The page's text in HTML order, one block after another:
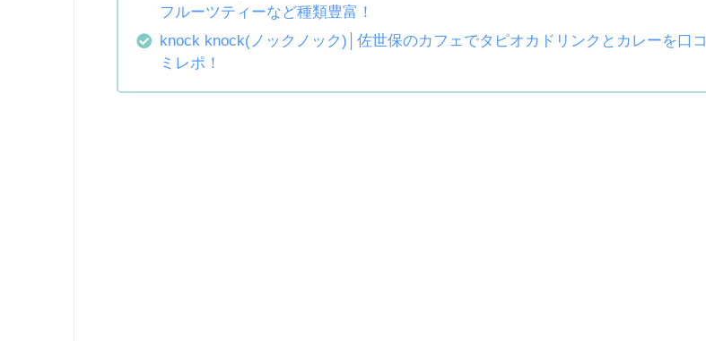
フルーツティーなど種類豊富！
knock knock(ノックノック)│佐世保のカフェでタピオカドリンクとカレーを口コ
ミレポ！